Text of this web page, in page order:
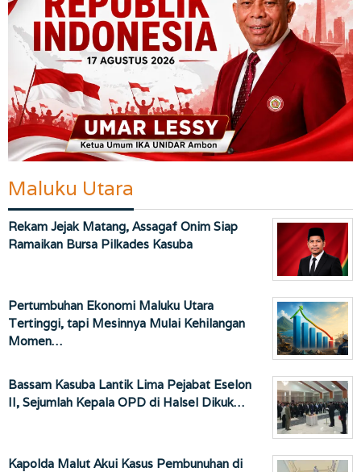
Maluku Utara
Rekam Jejak Matang, Assagaf Onim Siap
Ramaikan Bursa Pilkades Kasuba
Pertumbuhan Ekonomi Maluku Utara
Tertinggi, tapi Mesinnya Mulai Kehilangan
Momen…
Bassam Kasuba Lantik Lima Pejabat Eselon
II, Sejumlah Kepala OPD di Halsel Dikuk…
Kapolda Malut Akui Kasus Pembunuhan di